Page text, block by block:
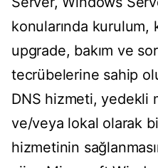
konularında kurulum,
upgrade, bakım ve
tecrübelerine sahip
DNS hizmeti, yedekli
ve/veya lokal olarak
hizmetinin